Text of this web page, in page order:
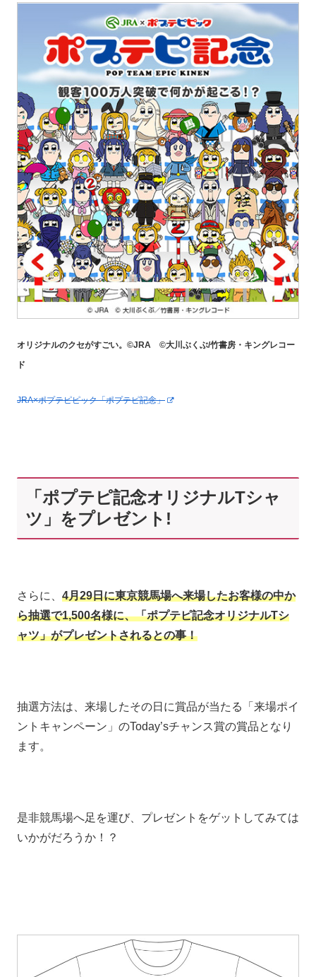
オリジナルのクセがすごい。©JRA ©大川ぶくぶ/竹書房・キングレコー
ド
JRA×ポプテピピック「ポプテピ記念」
「ポプテピ記念オリジナルTシャ
ツ」をプレゼント!
さらに、 4月29日に東京競馬場へ来場したお客様の中か
ら抽選で1,500名様に、「ポプテピ記念オリジナルTシ
ャツ」がプレゼントされるとの事！
抽選方法は、来場したその日に賞品が当たる「来場ポイ
ントキャンペーン」のToday’sチャンス賞の賞品となり
ます。
是非競馬場へ足を運び、プレゼントをゲットしてみては
いかがだろうか！？